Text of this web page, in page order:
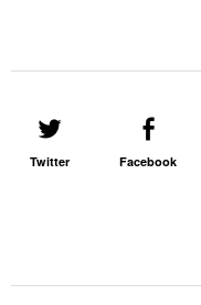
Twitter Facebook